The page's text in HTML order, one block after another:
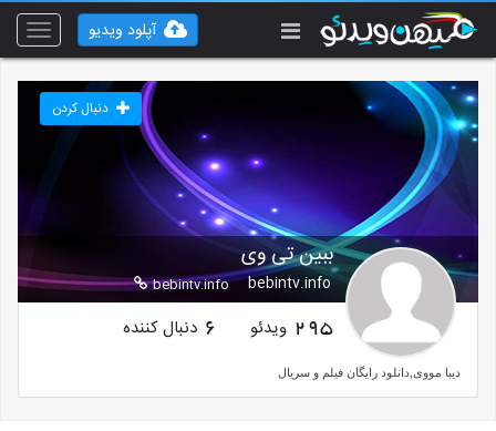
Toggle
آپلود ویدیو
ببین تی وی
bebintv.info
bebintv.info
دنبال کردن
295 ویدئو 6 دنبال کننده
دیبا مووی,دانلود رایگان فیلم و سریال
https://bebintv.info/